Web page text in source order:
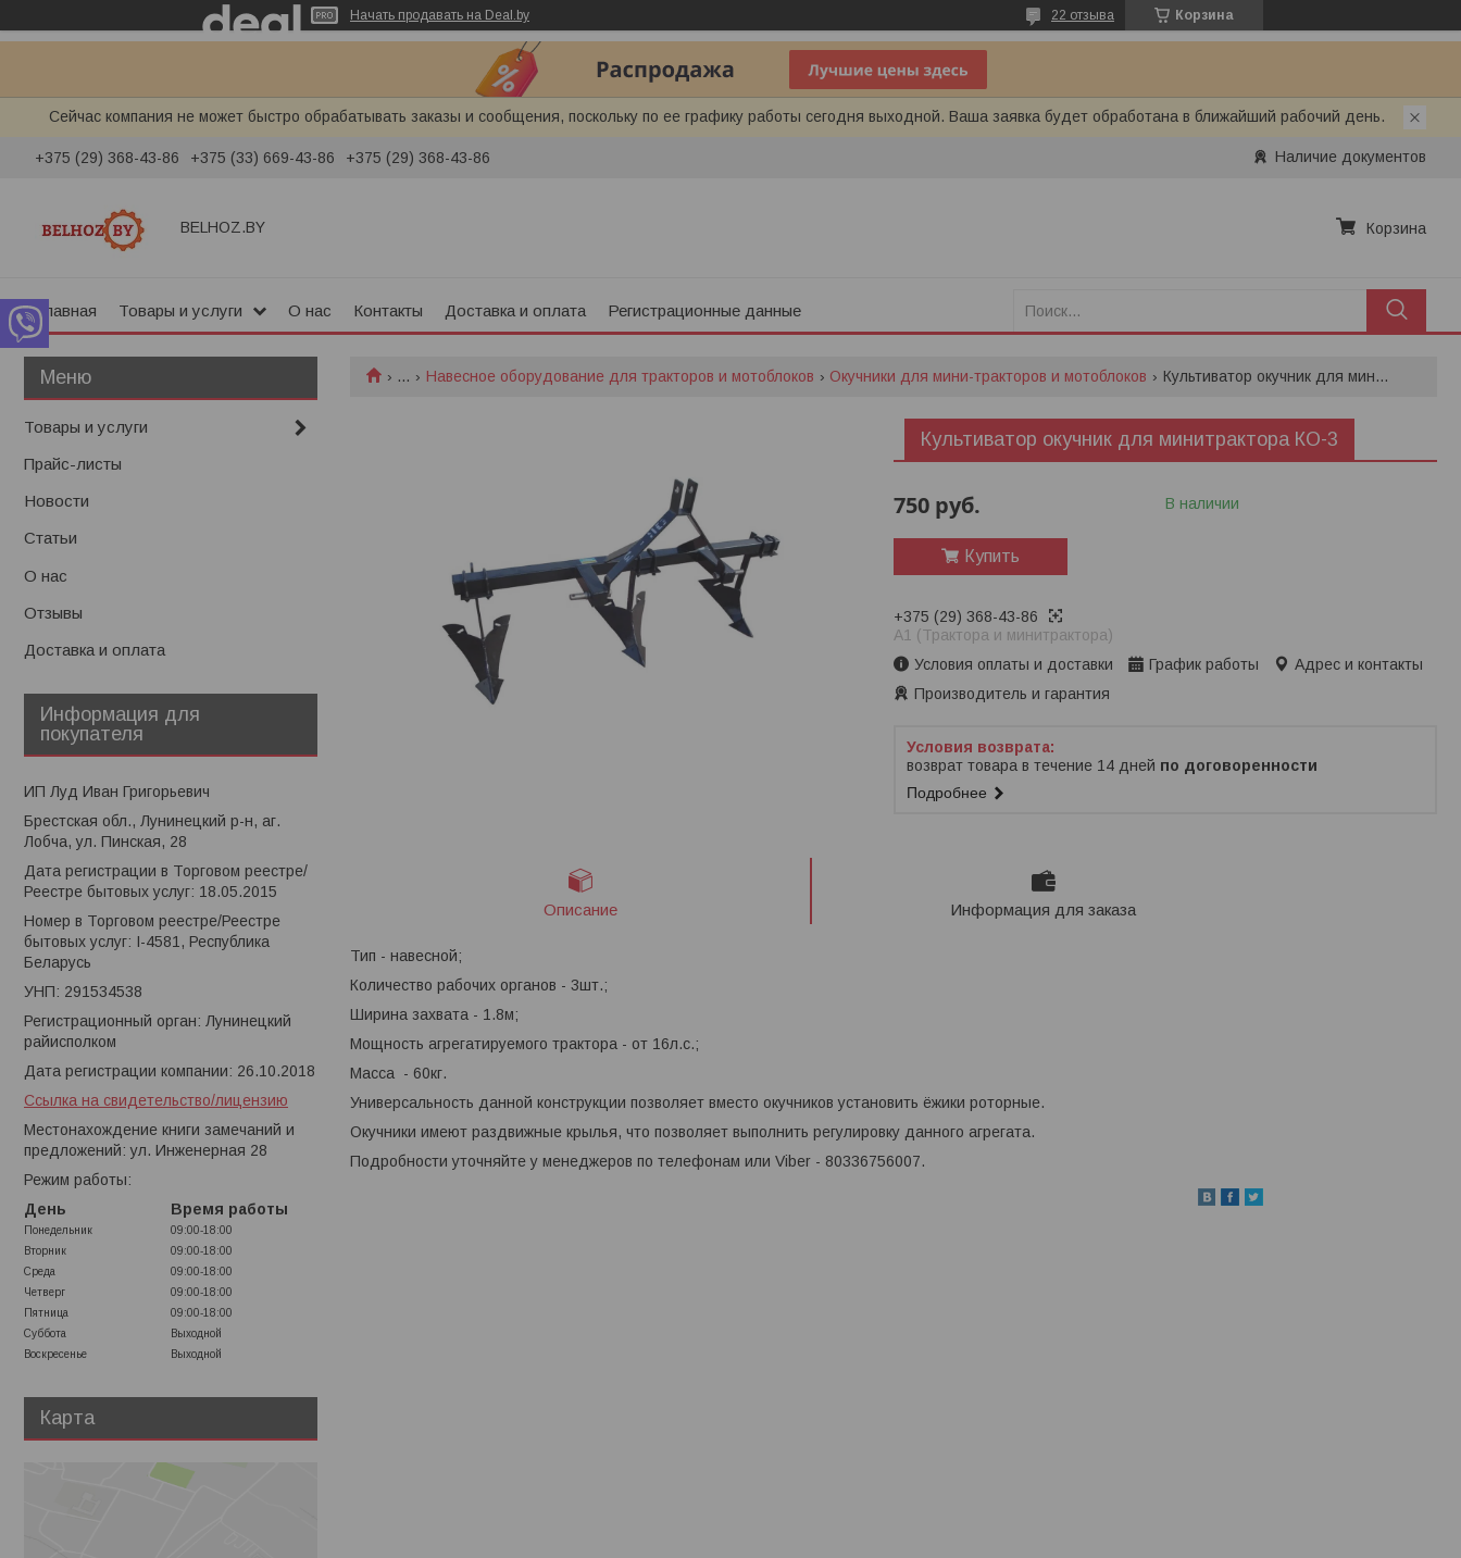
Начать продавать на Deal.by Корзина
22 отзыва
Сейчас компания не может быстро обрабатывать заказы и сообщения, поскольку по ее графику работы сегодня выходной. Ваша заявка будет обработана в ближайший рабочий день.
+375 (29) 368-43-86 +375 (33) 669-43-86 +375 (29) 368-43-86 Наличие документов
BELHOZ.BY Корзина
Главная Товары и услуги О нас Контакты Доставка и оплата Регистрационные данные
... Навесное оборудование для тракторов и мотоблоков Окучники для мини-тракторов и мотоблоков Культиватор окучник для минитрактора ко-3
Культиватор окучник для минитрактора КО-3
750 руб. В наличии
Купить
+375 (29) 368-43-86
A1 (Трактора и минитрактора)
Условия оплаты и доставки
График работы
Адрес и контакты
Производитель и гарантия
возврат товара в течение 14 дней по договоренности
Подробнее
Описание Информация для заказа
Тип - навесной;
Количество рабочих органов - 3шт.;
Ширина захвата - 1.8м;
Мощность агрегатируемого трактора - от 16л.с.;
Масса - 60кг.
Универсальность данной конструкции позволяет вместо окучников установить ёжики роторные.
Окучники имеют раздвижные крылья, что позволяет выполнить регулировку данного агрегата.
Подробности уточняйте у менеджеров по телефонам или Viber - 80336756007.
Товары и услуги
Прайс-листы
Новости
Статьи
О нас
Отзывы
Доставка и оплата
Информация для
покупателя
ИП Луд Иван Григорьевич
Брестская обл., Лунинецкий р-н, аг.
Лобча, ул. Пинская, 28
Дата регистрации в Торговом реестре/
Реестре бытовых услуг: 18.05.2015
Номер в Торговом реестре/Реестре
бытовых услуг: I-4581, Республика
Беларусь
УНП: 291534538
Регистрационный орган: Лунинецкий
райисполком
Дата регистрации компании: 26.10.2018
Ссылка на свидетельство/лицензию
Местонахождение книги замечаний и
предложений: ул. Инженерная 28
Режим работы:
День
Время работы
Понедельник
09:00-18:00
Вторник
09:00-18:00
Среда
09:00-18:00
Четверг
09:00-18:00
Пятница
09:00-18:00
Суббота
Выходной
Воскресенье
Выходной
Карта